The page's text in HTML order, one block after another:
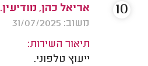
אריאל כהן, מודיעין.
משוב: 31/07/2025
תיאור השירות:
ייעוץ טלפוני.
10